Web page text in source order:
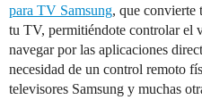
para TV Samsung, que convierte
tu TV, permitiéndote controlar el
navegar por las aplicaciones
necesidad de un control remoto
televisores Samsung y muchas